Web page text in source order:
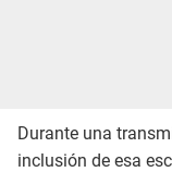
Durante una
inclusión de esa